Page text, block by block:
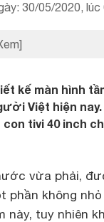
30/05/2020, lúc
kế màn hình
Việt hiện
con tivi 40 inch
vừa phải,
phần không
này, tuy nhiên